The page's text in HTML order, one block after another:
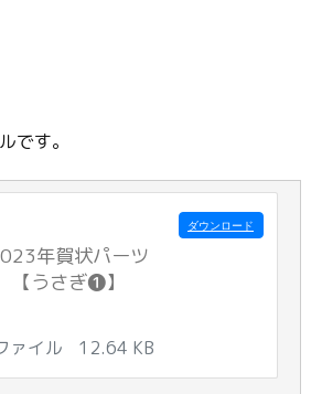
です。
年賀状パーツ
【うさぎ❶】
ァイル 12.64 KB
ダウンロード